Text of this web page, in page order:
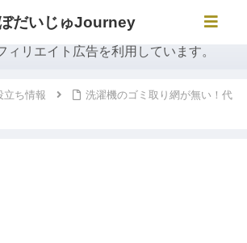
ぼだいじゅJourney
ィリエイト広告を利用しています。
立ち情報
洗濯機のゴミ取り網が無い！代
だいじゅJourney